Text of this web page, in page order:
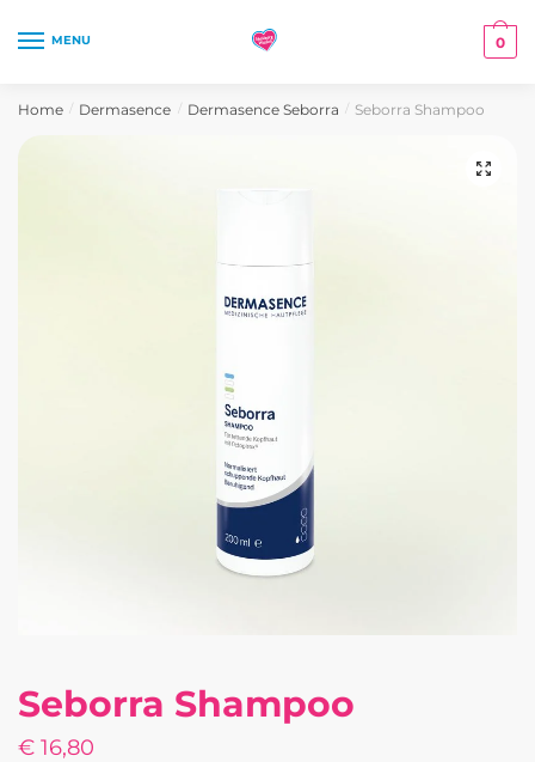
MENU 0
Home Dermasence Dermasence Seborra Seborra Shampoo
Seborra Shampoo
€ 16,80